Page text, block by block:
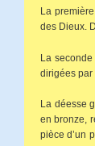
La
des Dieux.
La
dirigées par
La déesse
en bronze,
pièce d’un